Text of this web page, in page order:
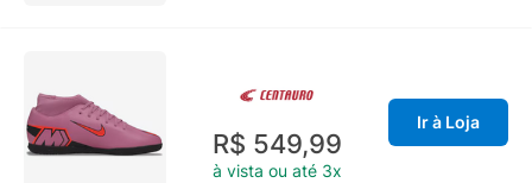
R$ 549,99
à vista ou até 3x
Ir à Loja